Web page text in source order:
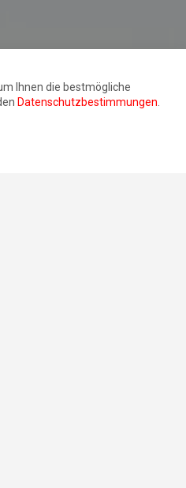
Ihnen die bestmögliche
Datenschutzbestimmungen